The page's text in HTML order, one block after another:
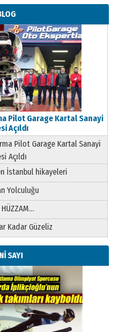
Pilot Garage Kartal Sanayi
Açıldı
Pilot Garage Kartal Sanayi
Açıldı
İstanbul hikayeleri
Yolculuğu
Kadar Güzeliz
SAYI